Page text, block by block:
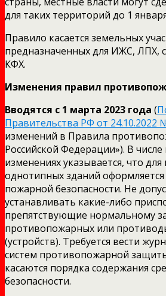
для таких территорий до 1
Правило касается земельных
предназначенных для ИЖС, ЛПХ,
КФХ.
Изменения правил
Вводятся с 1 марта 2023 года (
Правительства РФ от 24.10.2022
изменений в Правила
Российской Федерации»). В числе
изменениях указывается, что для
однотипных зданий оформляется
пожарной безопасности. Не
устанавливать какие-либо
препятствующие нормальному
противопожарных или
(устройств). Требуется вести
систем противопожарной
касаются порядка содержания
безопасности.